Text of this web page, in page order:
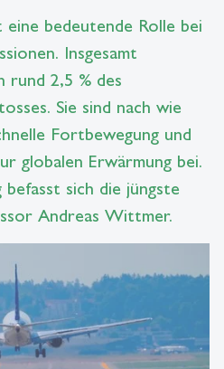
bedeutende Rolle bei
Insgesamt
rund 2,5 % des
Sie sind nach wie
Fortbewegung und
globalen Erwärmung bei.
sich die jüngste
Andreas Wittmer.